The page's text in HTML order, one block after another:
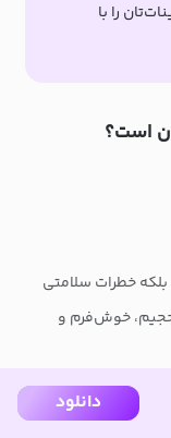
را با
است؟
خطرات سلامتی
خوش‌فرم و
دانلود